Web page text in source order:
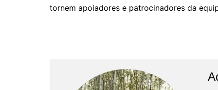
tornem apoiadores e patrocinadores da